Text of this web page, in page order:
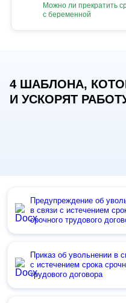
Можно ли прекратить
с беременной
4 ШАБЛОНА,
И УСКОРЯТ
Предупреждение об
в связи с истечением
срочного трудового
Приказ об увольнении в
с истечением срока
трудового договора